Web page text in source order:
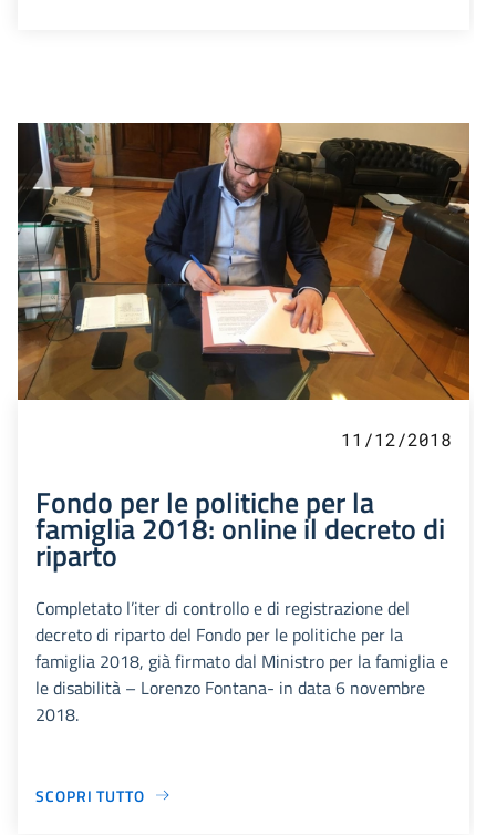
11/12/2018
Fondo per le politiche per la
famiglia 2018: online il decreto di
riparto
Completato l’iter di controllo e di registrazione del
decreto di riparto del Fondo per le politiche per la
famiglia 2018, già firmato dal Ministro per la famiglia e
le disabilità – Lorenzo Fontana- in data 6 novembre
2018.
SCOPRI TUTTO